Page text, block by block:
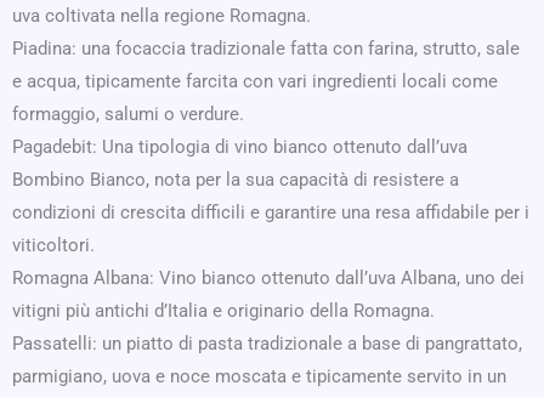
uva coltivata nella regione Romagna.
Piadina: una focaccia tradizionale fatta con farina, strutto, sale
e acqua, tipicamente farcita con vari ingredienti locali come
formaggio, salumi o verdure.
Pagadebit: Una tipologia di vino bianco ottenuto dall’uva
Bombino Bianco, nota per la sua capacità di resistere a
condizioni di crescita difficili e garantire una resa affidabile per i
viticoltori.
Romagna Albana: Vino bianco ottenuto dall’uva Albana, uno dei
vitigni più antichi d’Italia e originario della Romagna.
Passatelli: un piatto di pasta tradizionale a base di pangrattato,
parmigiano, uova e noce moscata e tipicamente servito in un